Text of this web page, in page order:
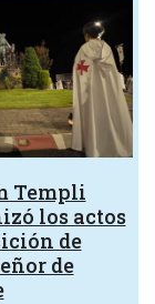
Templi
los actos
de
de